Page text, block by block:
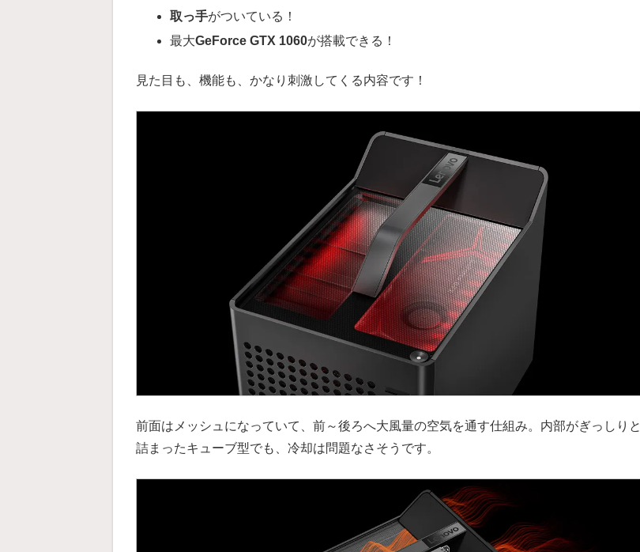
取っ手がついている！
最大GeForce GTX 1060が搭載できる！
見た目も、機能も、かなり刺激してくる内容です！
前面はメッシュになっていて、前～後ろへ大風量の空気を通す仕組み。内部がぎっしりと
詰まったキューブ型でも、冷却は問題なさそうです。